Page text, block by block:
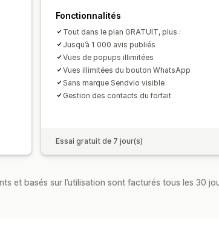
Déclencheurs et
Segmentation
Analyses de données
Fonctionnalités
Tout dans le plan GRATUIT, plus :
Jusqu’à 1 000 avis publiés
Vues de popups illimitées
Vues illimitées du bouton WhatsApp
Sans marque Sendvio visible
Gestion des contacts du forfait
Essai gratuit de 7 jour(s)
et basés sur l’utilisation sont facturés tous les 30